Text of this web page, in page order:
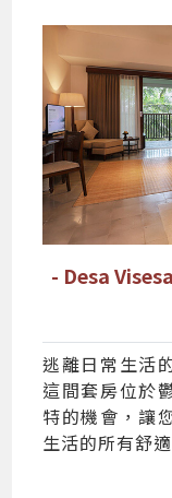
- Desa
逃離日常生活
這間套房位於
特的機會，讓
生活的所有舒適